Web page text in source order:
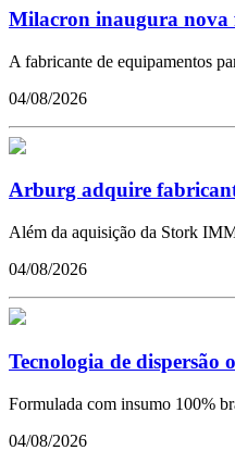
Milacron inaugura nova
A fabricante de equipamentos
04/08/2026
Arburg adquire
Além da aquisição da Stork
04/08/2026
Tecnologia de dispersão
Formulada com insumo 100%
04/08/2026